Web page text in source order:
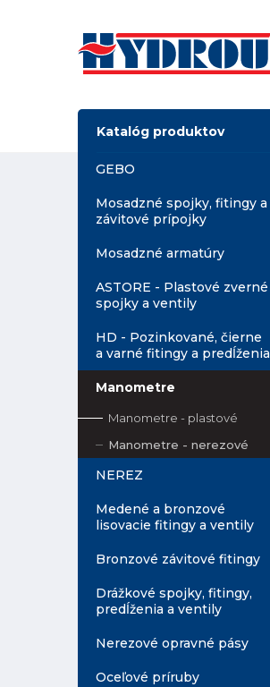
Katalóg produktov
GEBO
Mosadzné spojky, fitingy a
závitové prípojky
Mosadzné armatúry
ASTORE - Plastové zverné
spojky a ventily
HD - Pozinkované, čierne
a varné fitingy a predĺženia
Manometre
Manometre - plastové
Manometre - nerezové
NEREZ
Medené a bronzové
lisovacie fitingy a ventily
Bronzové závitové fitingy
Drážkové spojky, fitingy,
predĺženia a ventily
Nerezové opravné pásy
Oceľové príruby